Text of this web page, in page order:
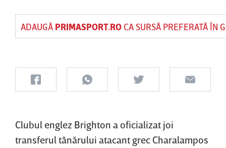
ADAUGĂ PRIMASPORT.ROCA SURSĂ PREFERATĂ ÎN
Clubul englez Brighton a oficializat joi
transferul tânărului atacant grec Charalampos